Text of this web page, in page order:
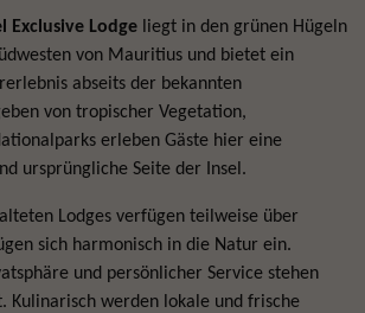
Exclusive Lodge liegt in den grünen Hügeln
von Mauritius und bietet ein
abseits der bekannten
von tropischer Vegetation,
erleben Gäste hier eine
ursprüngliche Seite der Insel.
Lodges verfügen teilweise über
sich harmonisch in die Natur ein.
und persönlicher Service stehen
Kulinarisch werden lokale und frische